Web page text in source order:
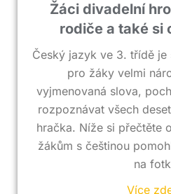
Žáci divadelní
rodiče a také si
Český jazyk ve 3. třídě je
pro žáky velmi
vyjmenovaná slova,
rozpoznávat všech
hračka. Níže si přečtěte
žákům s češtinou
na
Více